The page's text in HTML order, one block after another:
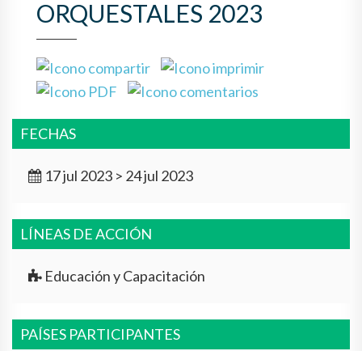
ORQUESTALES 2023
FECHAS
17 jul 2023 > 24 jul 2023
LÍNEAS DE ACCIÓN
Educación y Capacitación
PAÍSES PARTICIPANTES